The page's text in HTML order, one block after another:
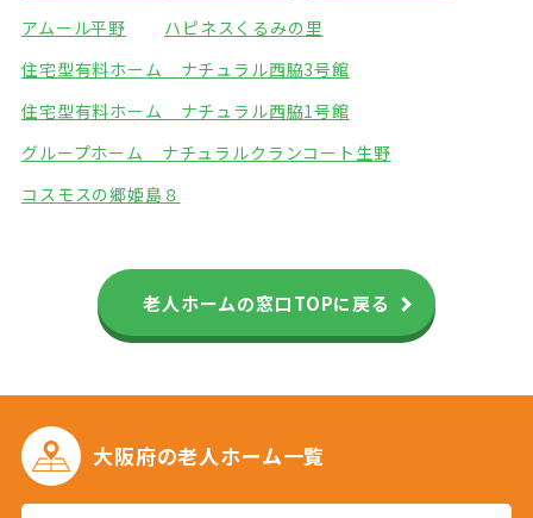
アムール平野
ハピネスくるみの里
住宅型有料ホーム ナチュラル西脇3号館
住宅型有料ホーム ナチュラル西脇1号館
グループホーム ナチュラルクランコート生野
コスモスの郷姫島８
老人ホームの窓口TOPに戻る
大阪府の老人ホーム一覧